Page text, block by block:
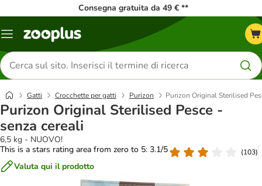
Consegna gratuita da 49 € **
Overview
Cerca
prodotti
Gatti Crocchette per gatti Purizon Purizon Original Sterilised
Purizon Original Sterilised Pesce -
senza cereali
6,5 kg - NUOVO!
This is a stars rating area from zero to 5: 3.1/5
(103)
Valuta qui il prodotto